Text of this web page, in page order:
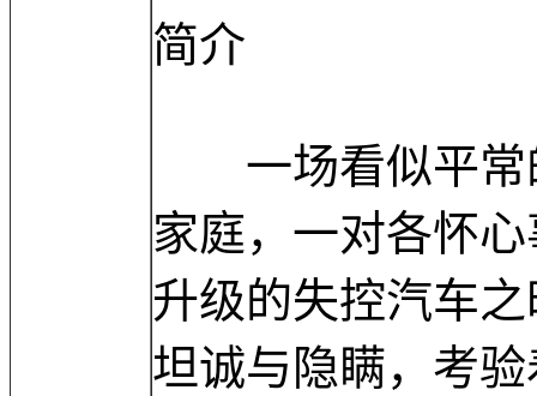
简介
一场看似平常
家庭，一对各怀
升级的失控汽车
坦诚与隐瞒，考